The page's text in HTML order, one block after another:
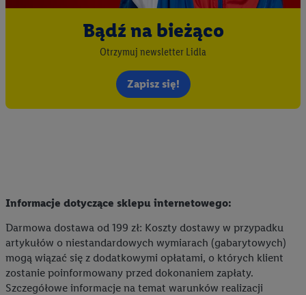
Bądź na bieżąco
Otrzymuj newsletter Lidla
Zapisz się!
Informacje dotyczące sklepu internetowego:
Darmowa dostawa od 199 zł: Koszty dostawy w przypadku
artykułów o niestandardowych wymiarach (gabarytowych)
mogą wiązać się z dodatkowymi opłatami, o których klient
zostanie poinformowany przed dokonaniem zapłaty.
Szczegółowe informacje na temat warunków realizacji